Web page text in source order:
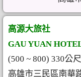
高源大旅社
GAU YUAN
(500 ~ 800) 330公尺
高雄市三民區南華